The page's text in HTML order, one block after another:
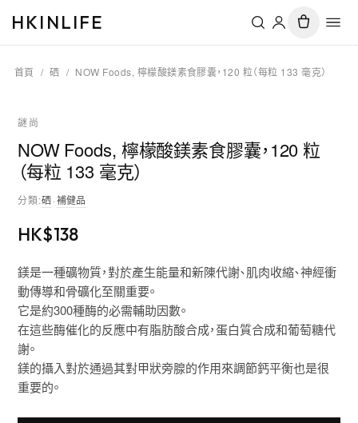
HKINLIFE
首頁 / 硒 / NOW Foods, 檸檬酸鎂素食膠囊，120 粒（每粒 133 毫克）
謎尚
NOW Foods, 檸檬酸鎂素食膠囊，120 粒
（每粒 133 毫克）
分類:硒·補健品
HK$138
鎂是一種礦物質，對於產生能量和新陳代謝、肌肉收縮、神經衝
動傳導和骨礦化至關重要。
它是約300種酶的必需輔助因數。
在這些酶催化的反應中有脂肪酸合成，蛋白質合成和葡萄糖代
謝。
鎂的攝入對於通過其對甲狀旁腺的作用來調節鈣平衡也是很
重要的。